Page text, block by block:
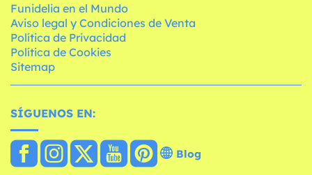
Funidelia en el Mundo
Aviso legal y Condiciones de Venta
Política de Privacidad
Política de Cookies
Sitemap
SÍGUENOS EN:
Blog